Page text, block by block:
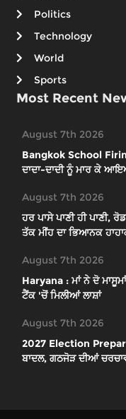
Politics
Technology
World
Sports
Most Recent
August 7th 2026
Bangkok School
ਦਾਦਾ-ਦਾਦੀ ਨੂੰ ਮਾਰ ਕੇ
August 7th 2026
ਹਰ ਪਾਸੇ ਪਾਣੀ ਹੀ ਪਾਣੀ,
ਤੱਕ ਮੀਂਹ ਦਾ ਭਿਆਨਕ
August 7th 2026
Haryana : ਮਾਂ ਨੇ ਦੋ
ਟੈਂਕ 'ਚੋਂ ਮਿਲੀਆਂ ਲਾਸ਼ਾਂ
August 7th 2026
2027 Election
ਬਾਦਲ, ਗਠਜੋੜ ਦੀਆਂ